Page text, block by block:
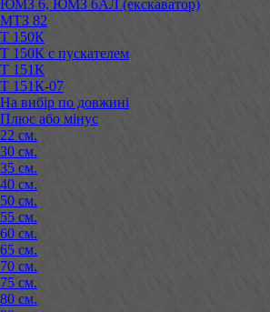
ЮМЗ 6, ЮМЗ 6АЛ (екскаватор)
МТЗ 82
Т 150К
Т 150К с пускателем
Т 151К
Т 151К-07
На вибір по довжині
Плюс або мінус
22 см.
30 см.
35 см.
40 см.
50 см.
55 см.
60 см.
65 см.
70 см.
75 см.
80 см.